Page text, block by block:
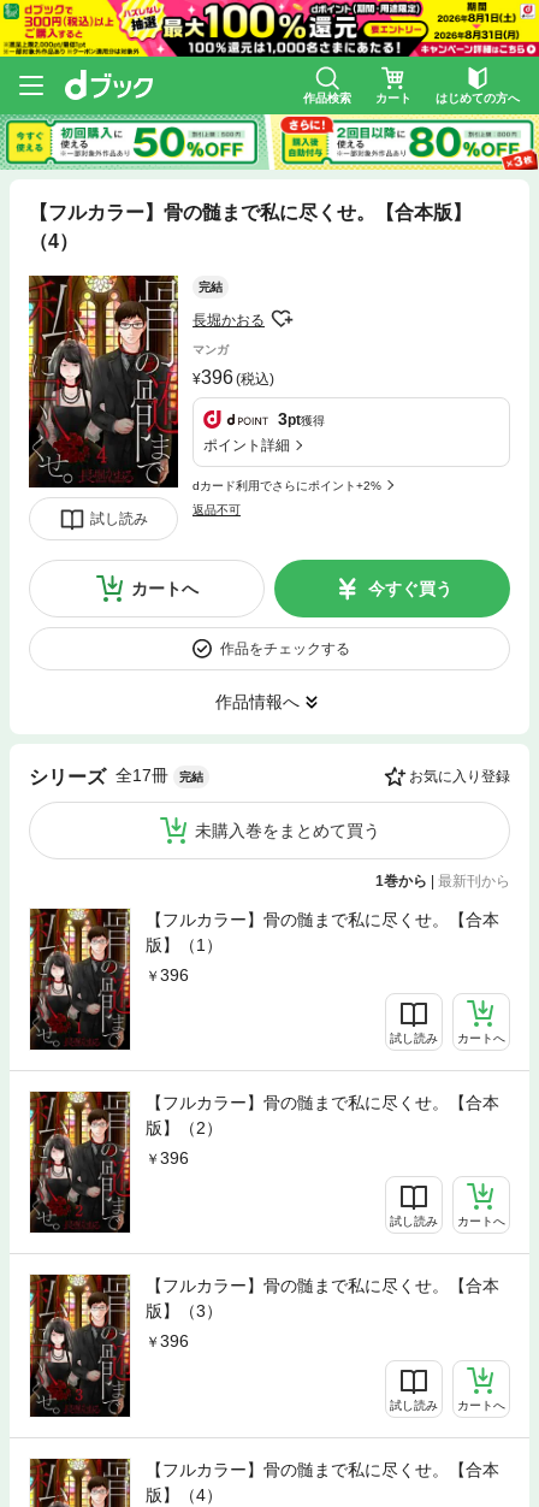
作品検索 カート はじめての方へ
【フルカラー】骨の髄まで私に尽くせ。【合本版】
（4）
試し読み
完結
長堀かおる
マンガ
396(税込)
3pt獲得
ポイント詳細
dカード利用でさらにポイント+2%
返品不可
カートへ 今すぐ買う
作品をチェックする
作品情報へ
シリーズ 全17冊 完結 お気に入り登録
未購入巻をまとめて買う
1巻から | 最新刊から
【フルカラー】骨の髄まで私に尽くせ。【合本
版】（1）
396
試し読み カートへ
【フルカラー】骨の髄まで私に尽くせ。【合本
版】（2）
396
試し読み カートへ
【フルカラー】骨の髄まで私に尽くせ。【合本
版】（3）
396
試し読み カートへ
【フルカラー】骨の髄まで私に尽くせ。【合本
版】（4）